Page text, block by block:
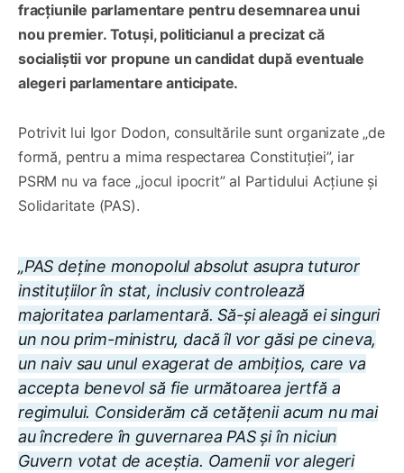
fracțiunile parlamentare pentru desemnarea unui
nou premier. Totuși, politicianul a precizat că
socialiștii vor propune un candidat după eventuale
alegeri parlamentare anticipate.
Potrivit lui Igor Dodon, consultările sunt organizate „de
formă, pentru a mima respectarea Constituției”, iar
PSRM nu va face „jocul ipocrit” al Partidului Acțiune și
Solidaritate (PAS).
„PAS deține monopolul absolut asupra tuturor
instituțiilor în stat, inclusiv controlează
majoritatea parlamentară. Să-și aleagă ei singuri
un nou prim-ministru, dacă îl vor găsi pe cineva,
un naiv sau unul exagerat de ambițios, care va
accepta benevol să fie următoarea jertfă a
regimului. Considerăm că cetățenii acum nu mai
au încredere în guvernarea PAS și în niciun
Guvern votat de aceștia. Oamenii vor alegeri